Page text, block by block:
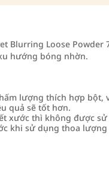
Blurring Loose
hướng bóng nhờn.
lượng thích hợp bột,
quả sẽ tốt hơn.
xước thì không được
khi sử dụng thoa